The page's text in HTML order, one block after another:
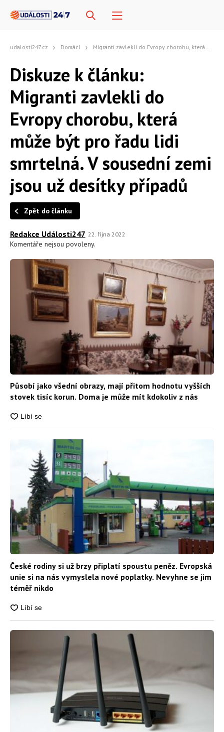
udalosti247.cz Domácí Migranti zavlekli do Evropy chorobu, která může být pro řadu lidi smrtelná. V sousední zemi jsou už desítky případů
Diskuze k článku:
Migranti zavlekli do
Evropy chorobu, která
může být pro řadu lidi
smrtelná. V sousední zemi
jsou už desítky případů
Zpět do článku
Redakce Události247 22. října 2022
Komentáře nejsou povoleny.
Působí jako všední obrazy, mají přitom hodnotu vyšších
stovek tisíc korun. Doma je může mít kdokoliv z nás
České rodiny si už brzy připlatí spoustu peněz. Evropská
unie si na nás vymyslela nové poplatky. Nevyhne se jim
téměř nikdo